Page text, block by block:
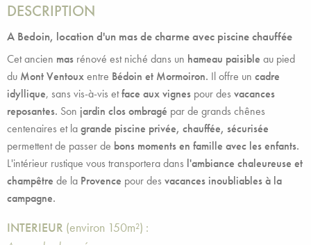
DESCRIPTION
A Bedoin, location d'un mas de charme avec piscine chauffée
Cet ancien mas rénové est niché dans un hameau paisible au pied
du Mont Ventouxentre Bédoin et Mormoiron. Il offre un cadre
idyllique, sans vis-à-vis etface aux vignes pour des vacances
reposantes. Son jardin clos ombragé par de grands chênes
centenaires et lagrande piscine privée, chauffée, sécurisée
permettent de passer de bons moments en famille avec les enfants.
L'intérieur rustique vous transportera dans l'ambiance chaleureuse et
champêtre de la Provence pour des vacances inoubliables à la
campagne.
INTERIEUR (environ 150m²) :